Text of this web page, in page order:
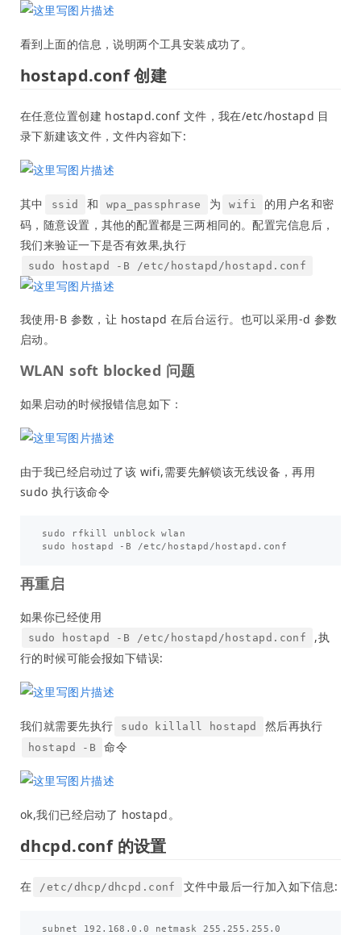
看到上面的信息，说明两个工具安装成功了。
hostapd.conf 创建
在任意位置创建 hostapd.conf 文件，我在/etc/hostapd 目
录下新建该文件，文件内容如下:
其中 ssid 和 wpa_passphrase 为 wifi
的用户名和密
码，随意设置，其他的配置都是三两相同的。配置完信息后，
我们来验证一下是否有效果,执行
sudo hostapd -B /etc/hostapd/hostapd.conf
我使用-B 参数，让 hostapd 在后台运行。也可以采用-d 参数
启动。
WLAN soft blocked 问题
如果启动的时候报错信息如下：
由于我已经启动过了该 wifi,需要先解锁该无线设备，再用
sudo 执行该命令
sudo rfkill unblock wlan
再重启
如果你已经使用
sudo hostapd -B /etc/hostapd/hostapd.conf
,执
行的时候可能会报如下错误:
我们就需要先执行 sudo killall hostapd 然后再执行
hostapd -B 命令
ok,我们已经启动了 hostapd。
dhcpd.conf 的设置
在 /etc/dhcp/dhcpd.conf 文件中最后一行加入如下信息:
subnet 192.168.0.0 netmask 255.255.255.0